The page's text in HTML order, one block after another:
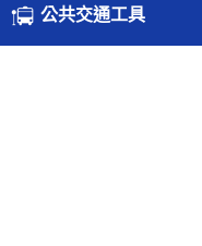
公共交通工具